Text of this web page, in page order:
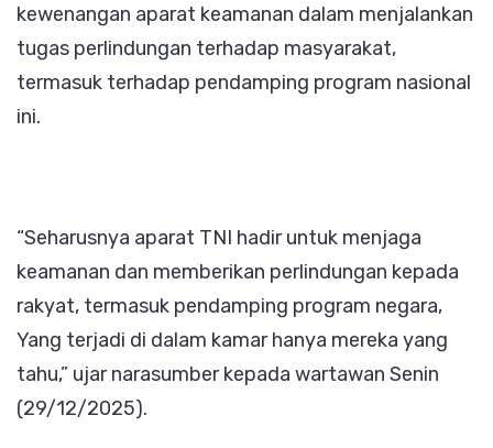
kewenangan aparat keamanan dalam menjalankan
tugas perlindungan terhadap masyarakat,
termasuk terhadap pendamping program nasional
ini.
‎“Seharusnya aparat TNI hadir untuk menjaga
keamanan dan memberikan perlindungan kepada
rakyat, termasuk pendamping program negara,
Yang terjadi di dalam kamar hanya mereka yang
tahu,” ujar narasumber kepada wartawan Senin
(29/12/2025).